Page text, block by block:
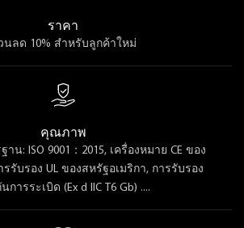
ราคา
นลด 10% สำหรับลูกค้าใหม่
คุณภาพ
น: ISO 9001：2015, เครื่องหมาย CE ของ
รับรอง UL ของสหรัฐอเมริกา, การรับรอง
การระเบิด (Ex d IIC T6 Gb) ....